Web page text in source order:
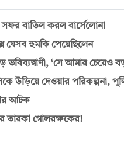
সফর বাতিল করল বার্সেলোনা
যেসব হুমকি পেয়েছিলেন
‘সে আমার চেয়েও
উড়িয়ে দেওয়ার পরিকল্পনা,
আটক
তারকা গোলরক্ষকের!